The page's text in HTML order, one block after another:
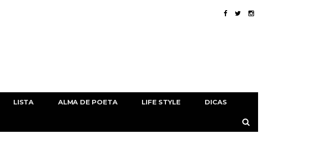
LISTA ALMA DE POETA LIFE STYLE DICAS